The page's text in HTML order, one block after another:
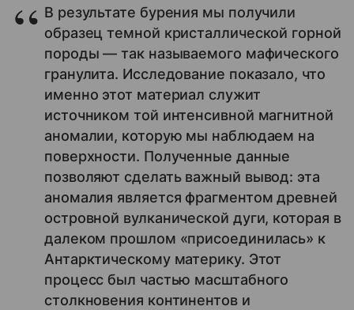
В результате бурения мы получили
образец темной кристаллической горной
породы — так называемого мафического
гранулита. Исследование показало, что
именно этот материал служит
источником той интенсивной магнитной
аномалии, которую мы наблюдаем на
поверхности. Полученные данные
позволяют сделать важный вывод: эта
аномалия является фрагментом древней
островной вулканической дуги, которая в
далеком прошлом «присоединилась» к
Антарктическому материку. Этот
процесс был частью масштабного
столкновения континентов и